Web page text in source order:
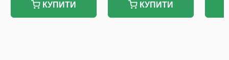
КУПИТИ КУПИТИ